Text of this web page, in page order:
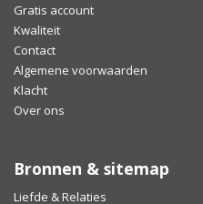
Gratis account
Kwaliteit
Contact
Algemene voorwaarden
Klacht
Over ons
Bronnen & sitemap
Liefde & Relaties